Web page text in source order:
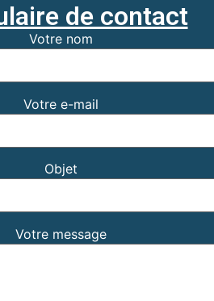
de contact
Votre nom
Votre e-mail
Objet
Votre message